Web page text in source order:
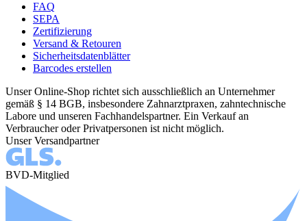
FAQ
SEPA
Zertifizierung
Versand & Retouren
Sicherheitsdatenblätter
Barcodes erstellen
Unser Online-Shop richtet sich ausschließlich an Unternehmer
gemäß § 14 BGB, insbesondere Zahnarztpraxen, zahntechnische
Labore und unseren Fachhandelspartner. Ein Verkauf an
Verbraucher oder Privatpersonen ist nicht möglich.
Unser Versandpartner
BVD-Mitglied